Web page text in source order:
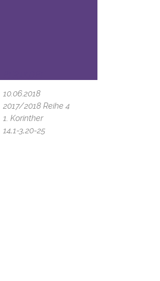
10.06.2018
2017/2018 Reihe 4
1. Korinther
14,1-3,20-25